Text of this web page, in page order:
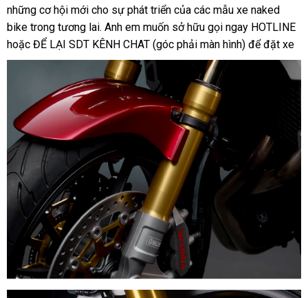
những cơ hội mới cho sự phát triển của các mẫu xe naked
bike trong tương lai. Anh em muốn sở hữu gọi ngay HOTLINE
hoặc ĐỂ LẠI SDT KÊNH CHAT (góc phải màn hình) để đặt xe